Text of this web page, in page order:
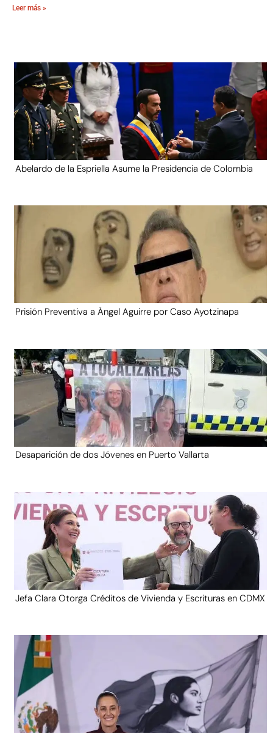
Leer más »
Abelardo de la Espriella Asume la Presidencia de Colombia
Prisión Preventiva a Ángel Aguirre por Caso Ayotzinapa
Desaparición de dos Jóvenes en Puerto Vallarta
Jefa Clara Otorga Créditos de Vivienda y Escrituras en CDMX